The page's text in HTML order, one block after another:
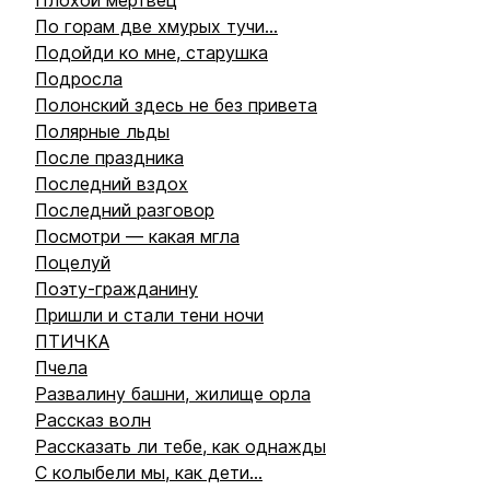
По горам две хмурых тучи...
Подойди ко мне, старушка
Подросла
Полонский здесь не без привета
Полярные льды
После праздника
Последний вздох
Последний разговор
Посмотри — какая мгла
Поцелуй
Поэту-гражданину
Пришли и стали тени ночи
ПТИЧКА
Пчела
Развалину башни, жилище орла
Рассказ волн
Рассказать ли тебе, как однажды
С колыбели мы, как дети...